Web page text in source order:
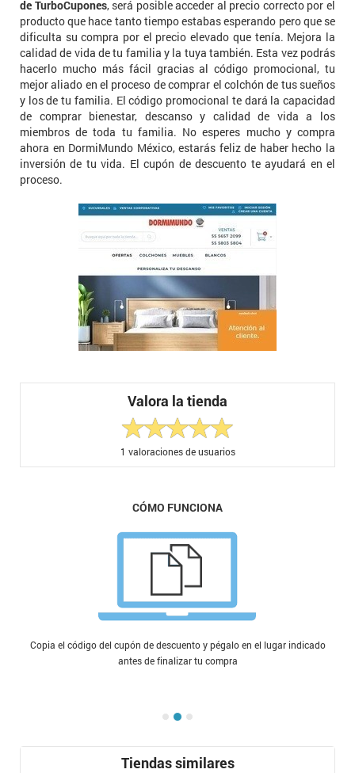
de TurboCupones, será posible acceder al precio correcto por el
producto que hace tanto tiempo estabas esperando pero que se
dificulta su compra por el precio elevado que tenía. Mejora la
calidad de vida de tu familia y la tuya también. Esta vez podrás
hacerlo mucho más fácil gracias al código promocional, tu
mejor aliado en el proceso de comprar el colchón de tus sueños
y los de tu familia. El código promocional te dará la capacidad
de comprar bienestar, descanso y calidad de vida a los
miembros de toda tu familia. No esperes mucho y compra
ahora en DormiMundo México, estarás feliz de haber hecho la
inversión de tu vida. El cupón de descuento te ayudará en el
proceso.
Valora la tienda
1 valoraciones de usuarios
CÓMO FUNCIONA
Copia el código del cupón de descuento y pégalo en el lugar indicado
antes de finalizar tu compra
Tiendas similares